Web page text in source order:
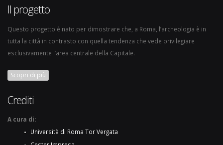
Il progetto
Questo progetto è nato per dimostrare che, a Roma, l’archeologia è in
tutta la città in contrasto con quella tendenza che vede privilegiare
esclusivamente l’area centrale della Capitale.
Scopri di più
Crediti
A cura di:
Università di Roma Tor Vergata